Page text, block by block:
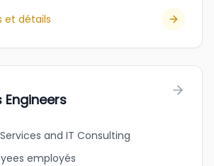
et détails
Engineers
and IT Consulting
employés